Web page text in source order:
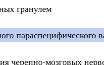
гранулем
параспецифического
черепно-мозговых